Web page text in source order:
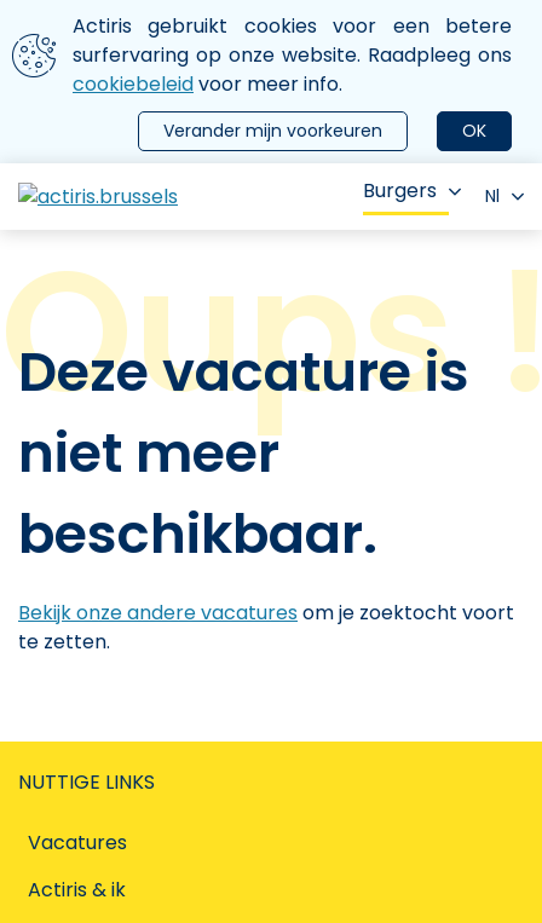
Aller au contenu principal
We gebruiken cookies
Actiris gebruikt cookies voor een betere
surfervaring op onze website. Raadpleeg ons
cookiebeleidvoor meer info.
OK
Verander mijn voorkeuren
le menu
Burgers Nl
Deze vacature is
niet meer
beschikbaar.
Bekijk onze andere vacaturesom je zoektocht voort
te zetten.
NUTTIGE LINKS
Vacatures
Actiris & ik